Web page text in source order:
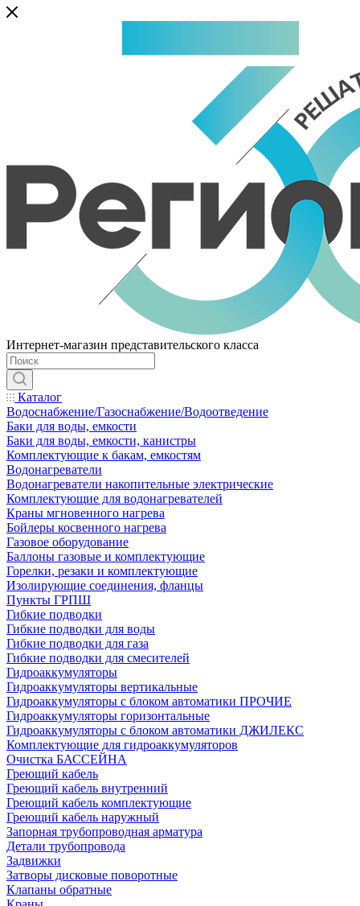
Интернет-магазин представительского класса
Каталог
Водоснабжение/Газоснабжение/Водоотведение
Баки для воды, емкости
Баки для воды, емкости, канистры
Комплектующие к бакам, емкостям
Водонагреватели
Водонагреватели накопительные электрические
Комплектующие для водонагревателей
Краны мгновенного нагрева
Бойлеры косвенного нагрева
Газовое оборудование
Баллоны газовые и комплектующие
Горелки, резаки и комплектующие
Изолирующие соединения, фланцы
Пункты ГРПШ
Гибкие подводки
Гибкие подводки для воды
Гибкие подводки для газа
Гибкие подводки для смесителей
Гидроаккумуляторы
Гидроаккумуляторы вертикальные
Гидроаккумуляторы с блоком автоматики ПРОЧИЕ
Гидроаккумуляторы горизонтальные
Гидроаккумуляторы с блоком автоматики ДЖИЛЕКС
Комплектующие для гидроаккумуляторов
Очистка БАССЕЙНА
Греющий кабель
Греющий кабель внутренний
Греющий кабель комплектующие
Греющий кабель наружный
Запорная трубопроводная арматура
Детали трубопровода
Задвижки
Затворы дисковые поворотные
Клапаны обратные